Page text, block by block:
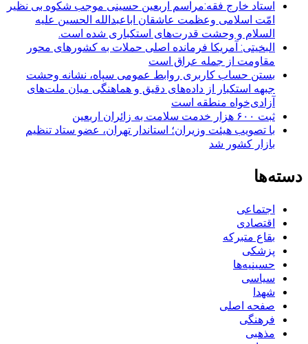
استاد خارج فقه:مراسم اربعین حسینی موجب شکوه بی نظیر
امّت اسلامی وعظمت عاشقان اباعبدالله الحسین علیه
السلام و وحشت قدرت‌های استکباری شده است.
البخیتی: آمریکا فرمانده اصلی حملات به کشورهای محور
مقاومت از جمله عراق است
بستن حساب کاربری روابط عمومی سپاه، نشانه‌ وحشت
جبهه استکبار از داده‌های دقیق و هماهنگی میان ملت‌های
آزادی‌خواه منطقه است
ثبت ۶۰۰ هزار خدمت سلامت به زائران اربعین
با تصویب هیئت وزیران؛ استاندار تهران، عضو ستاد تنظیم
بازار کشور شد
دسته‌ها
اجتماعی
اقتصادی
بقاع متبرکه
پزشکی
حسینیه‌ها
سیاسی
شهدا
صفحه اصلی
فرهنگی
مذهبی